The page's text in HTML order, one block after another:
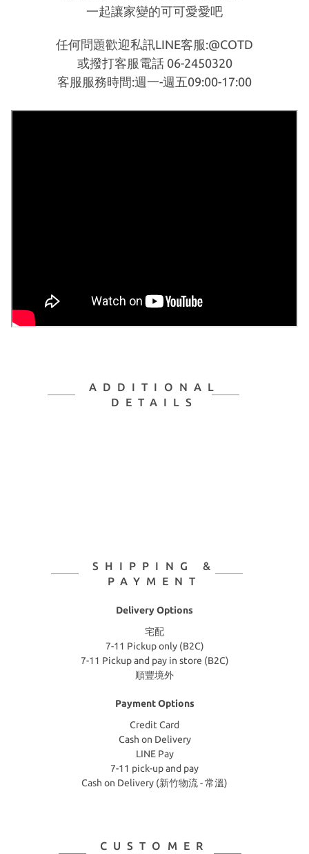
一起讓家變的可可愛愛吧
任何問題歡迎私訊LINE客服:@COTD
或撥打客服電話 06-2450320
客服服務時間:週一-週五09:00-17:00
ADDITIONAL
DETAILS
SHIPPING &
PAYMENT
Delivery Options
宅配
7-11 Pickup only (B2C)
7-11 Pickup and pay in store (B2C)
順豐境外
Payment Options
Credit Card
Cash on Delivery
LINE Pay
7-11 pick-up and pay
Cash on Delivery (新竹物流 - 常溫)
CUSTOMER